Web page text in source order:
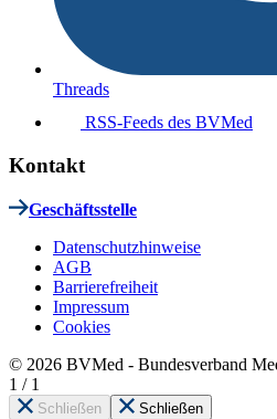
Threads
RSS-Feeds des BVMed
Kontakt
Geschäftsstelle
Datenschutzhinweise
AGB
Barrierefreiheit
Impressum
Cookies
© 2026 BVMed - Bundesverband
1 / 1
Schließen
Schließen